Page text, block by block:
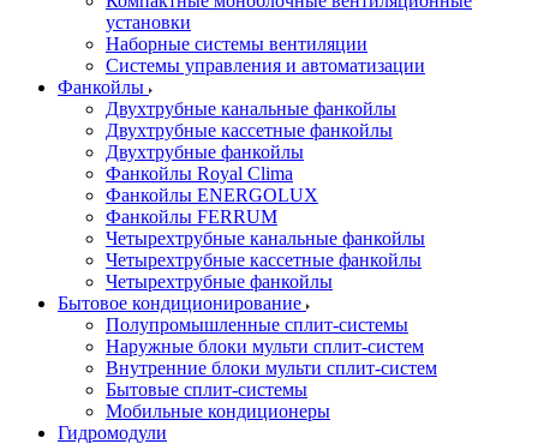
установки
Наборные системы вентиляции
Системы управления и автоматизации
Фанкойлы
Двухтрубные канальные фанкойлы
Двухтрубные кассетные фанкойлы
Двухтрубные фанкойлы
Фанкойлы Royal Clima
Фанкойлы ENERGOLUX
Фанкойлы FERRUM
Четырехтрубные канальные фанкойлы
Четырехтрубные кассетные фанкойлы
Четырехтрубные фанкойлы
Бытовое кондиционирование
Полупромышленные сплит-системы
Наружные блоки мульти сплит-систем
Внутренние блоки мульти сплит-систем
Бытовые сплит-системы
Мобильные кондиционеры
Гидромодули